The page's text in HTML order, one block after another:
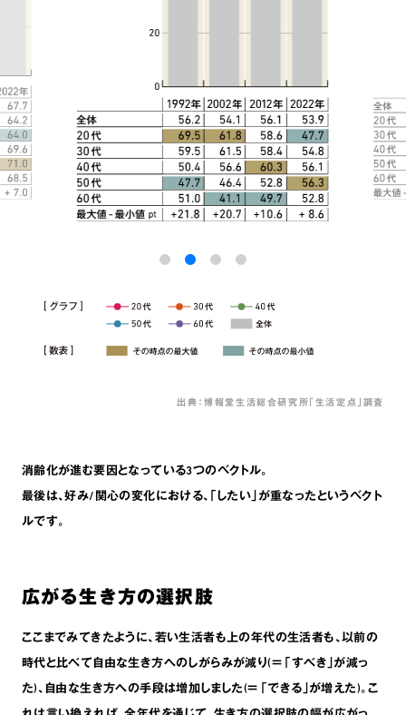
出典：博報堂生活総合研究所「生活定点」調査
消齢化が進む要因となっている3つのベクトル。
最後は､好み/関心の変化における､｢したい｣が重なったというベクト
ルです。
広がる生き方の選択肢
ここまでみてきたように､若い生活者も上の年代の生活者も､以前の
時代と比べて自由な生き方へのしがらみが減り(＝ ｢すべき｣が減っ
た)､自由な生き方への手段は増加しました(＝ ｢できる｣が増えた)。こ